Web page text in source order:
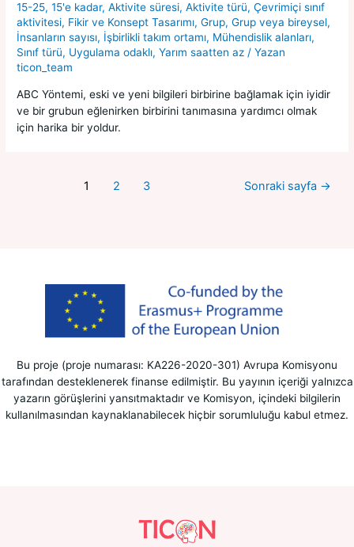
15-25,15'e kadar,Aktivite süresi,Aktivite türü,Çevrimiçi sınıf
aktivitesi, Fikir ve Konsept Tasarımı,Grup,Grup veya bireysel,
İnsanların sayısı, İşbirlikli takım ortamı, Mühendislik alanları,
Sınıf türü, Uygulama odaklı,Yarım saatten az / Yazan
ticon_team
ABC Yöntemi, eski ve yeni bilgileri birbirine bağlamak için iyidir
ve bir grubun eğlenirken birbirini tanımasına yardımcı olmak
için harika bir yoldur.
1 2 3 Sonraki sayfa →
Bu proje (proje numarası: KA226-2020-301) Avrupa Komisyonu
tarafından desteklenerek finanse edilmiştir. Bu yayının içeriği yalnızca
yazarın görüşlerini yansıtmaktadır ve Komisyon, içindeki bilgilerin
kullanılmasından kaynaklanabilecek hiçbir sorumluluğu kabul etmez.